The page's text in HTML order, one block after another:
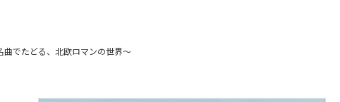
曲でたどる、北欧ロマンの世界～